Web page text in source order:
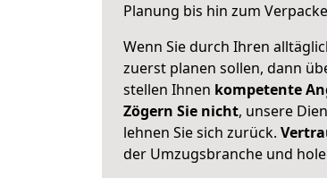
Planung bis hin zum
Wenn Sie durch Ihren
zuerst planen sollen, dann
stellen Ihnen kompetente
Zögern Sie nicht, unsere
lehnen Sie sich zurück.
der Umzugsbranche und